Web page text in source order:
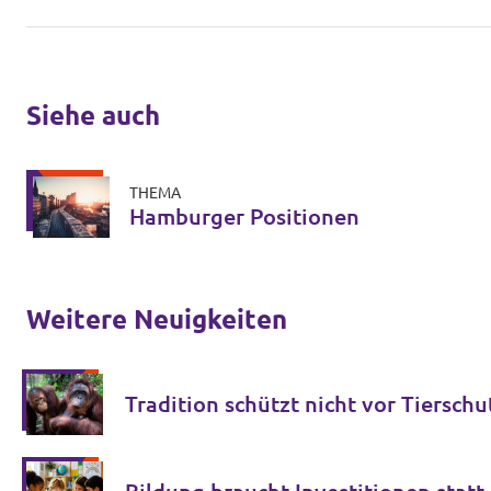
Siehe auch
THEMA
Hamburger Positionen
Weitere Neuigkeiten
Tradition schützt nicht vor